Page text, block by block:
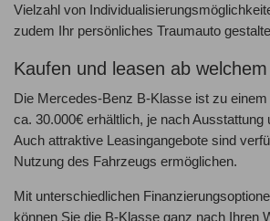
Vielzahl von
zudem Ihr persönliches Traumauto
Kaufen und leasen ab
Die Mercedes-Benz B-Klasse ist zu
ca. 30.000€ erhältlich, je nach Ausstattung
Auch attraktive Leasingangebote sind
Nutzung des Fahrzeugs ermöglichen.
Mit unterschiedlichen
können Sie die B-Klasse ganz nach Ihren